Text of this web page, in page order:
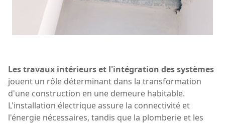
Les travaux intérieurs et l'intégration des systèmes
jouent un rôle déterminant dans la transformation
d'une construction en une demeure habitable.
L'installation électrique assure la connectivité et
l'énergie nécessaires, tandis que la plomberie et les